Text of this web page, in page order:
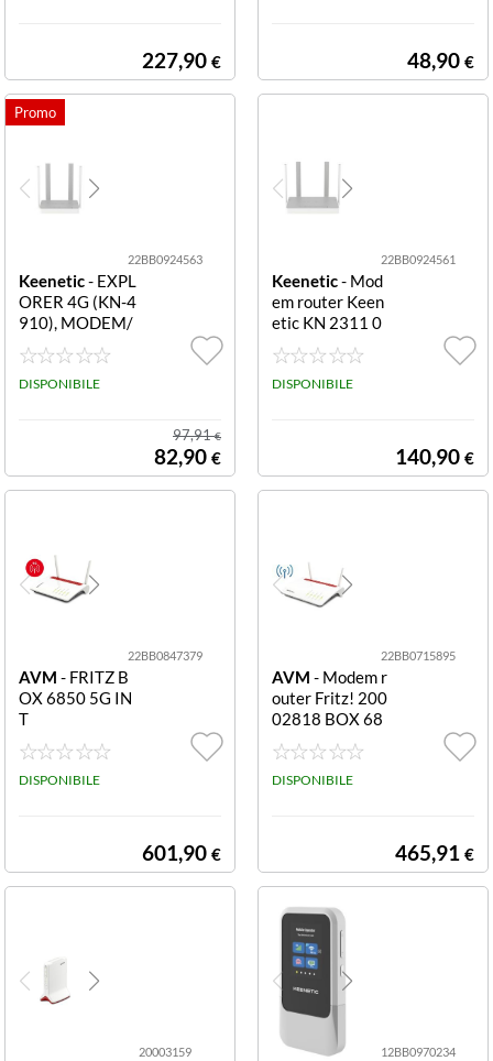
227,90 € 48,90 €
22BB0924563
Keenetic- EXPL
ORER 4G (KN-4
910), MODEM/
ROUTER 4G, 4
PORTE 100MB
PS, WI-FI AC12
DISPONIBILE
97,91€
82,90 €
22BB0924561
Keenetic- Mod
em router Keen
etic KN 2311 0
1 EU HERO AX
1800 4G+ Whit
e e Silver AX18
DISPONIBILE
140,90 €
22BB0847379
AVM - FRITZ B
OX 6850 5G IN
T
DISPONIBILE
601,90 €
22BB0715895
AVM - Modem r
outer Fritz! 200
02818 BOX 68
90 Lte Bianco e
Rosso 6890 Lte
DISPONIBILE
465,91 €
20003159 12BB0970234